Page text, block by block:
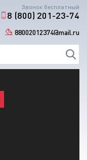
Звонок бесплатный
8 (800) 201-23-74
88002012374@mail.ru